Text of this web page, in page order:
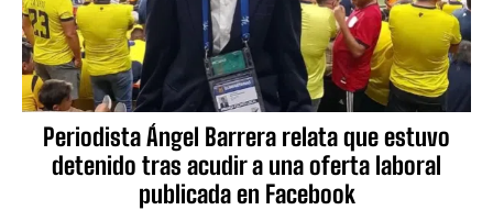
Periodista Ángel Barrera relata que estuvo
detenido tras acudir a una oferta laboral
publicada en Facebook